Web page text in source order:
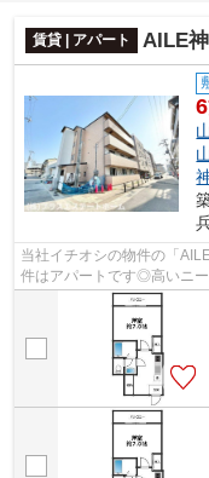
賃貸 | アパート AILE
6
当社イチオシの物件の「
件はアパートです◎高いニ
る室内が魅力的な2024年築